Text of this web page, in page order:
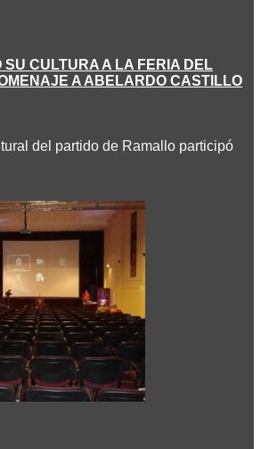
CULTURA A LA FERIA DEL
A ABELARDO CASTILLO
del partido de Ramallo participó